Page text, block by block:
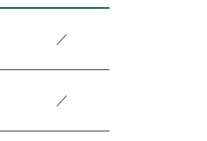
／
／